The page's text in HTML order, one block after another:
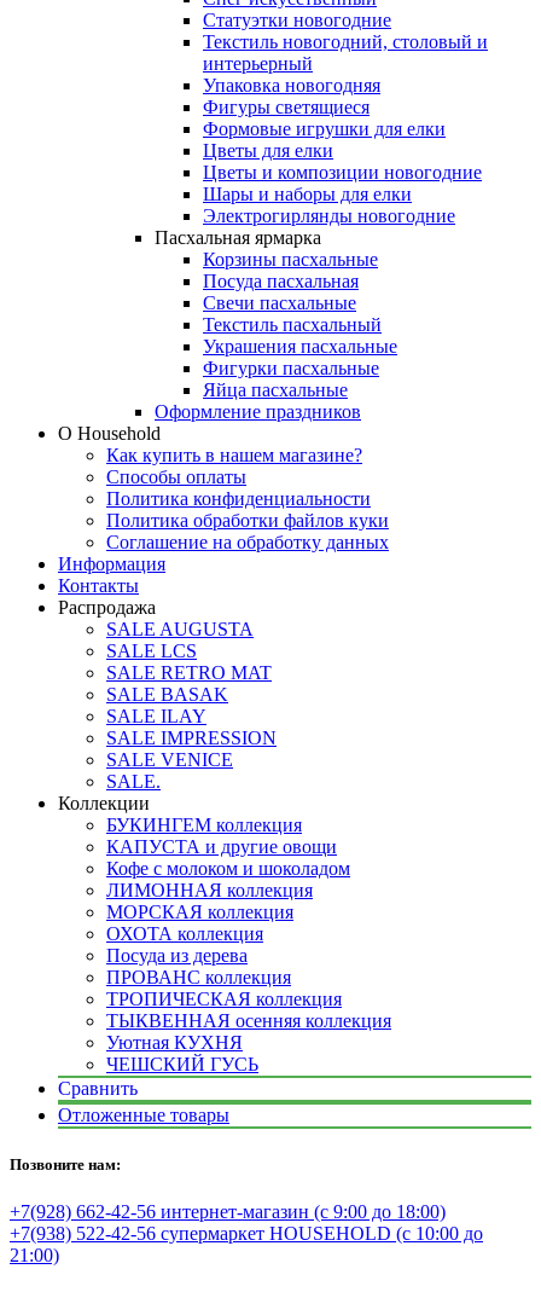
Статуэтки новогодние
Текстиль новогодний, столовый и
интерьерный
Упаковка новогодняя
Фигуры светящиеся
Формовые игрушки для елки
Цветы для елки
Цветы и композиции новогодние
Шары и наборы для елки
Электрогирлянды новогодние
Пасхальная ярмарка
Корзины пасхальные
Посуда пасхальная
Свечи пасхальные
Текстиль пасхальный
Украшения пасхальные
Фигурки пасхальные
Яйца пасхальные
Оформление праздников
О Household
Как купить в нашем магазине?
Способы оплаты
Политика конфиденциальности
Политика обработки файлов куки
Соглашение на обработку данных
Информация
Контакты
Распродажа
SALE AUGUSTA
SALE LCS
SALE RETRO MAT
SALE BASAK
SALE ILAY
SALE IMPRESSION
SALE VENICE
SALE.
Коллекции
БУКИНГЕМ коллекция
КАПУСТА и другие овощи
Кофе с молоком и шоколадом
ЛИМОННАЯ коллекция
МОРСКАЯ коллекция
ОХОТА коллекция
Посуда из дерева
ПРОВАНС коллекция
ТРОПИЧЕСКАЯ коллекция
ТЫКВЕННАЯ осенняя коллекция
Уютная КУХНЯ
ЧЕШСКИЙ ГУСЬ
Сравнить
Отложенные товары
Позвоните нам:
+7(928) 662-42-56 интернет-магазин (с 9:00 до 18:00)
+7(938) 522-42-56 супермаркет HOUSEHOLD (с 10:00 до
21:00)